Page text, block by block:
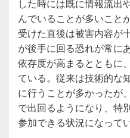
した時には既に情報流出
んでいることが多いこと
受けた直後は被害内容が
が後手に回る恐れが常に
依存度が高まるとともに
ている。従来は技術的な
に行うことが多かったが
で出回るようになり、特
参加できる状況になってい